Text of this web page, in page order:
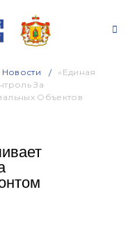
Новости
«Единая
За
Объектов